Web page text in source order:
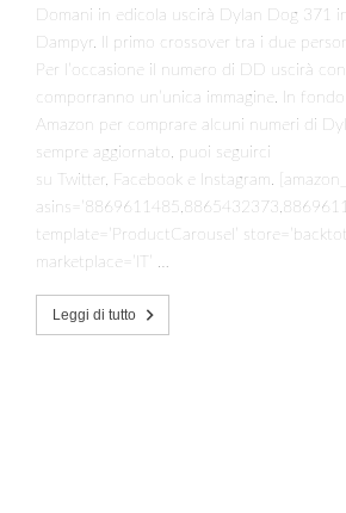
Domani in edicola uscirà Dylan Dog 371
Dampyr. Il primo crossover tra i due
Per l’occasione il numero di DD uscirà
comporranno un’unica immagine. In
Amazon per comprare alcuni numeri di
sempre aggiornato, puoi seguirci
su Twitter, Facebook e Instagram.
template=’ProductCarousel’
marketplace=’IT’ …
Leggi di tutto